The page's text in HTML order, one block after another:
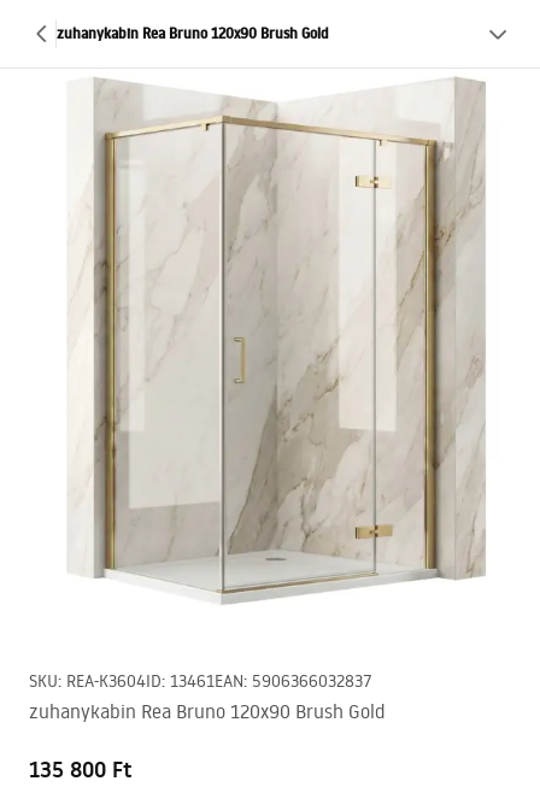
zuhanykabin Rea Bruno 120x90 Brush Gold
SKU: REA-K3604ID: 13461EAN: 5906366032837
zuhanykabin Rea Bruno 120x90 Brush Gold
135 800 Ft